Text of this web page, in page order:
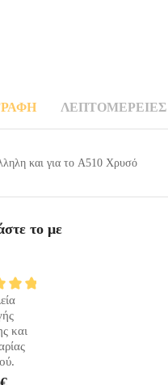
και για το A510 Χρυσό
το με
και